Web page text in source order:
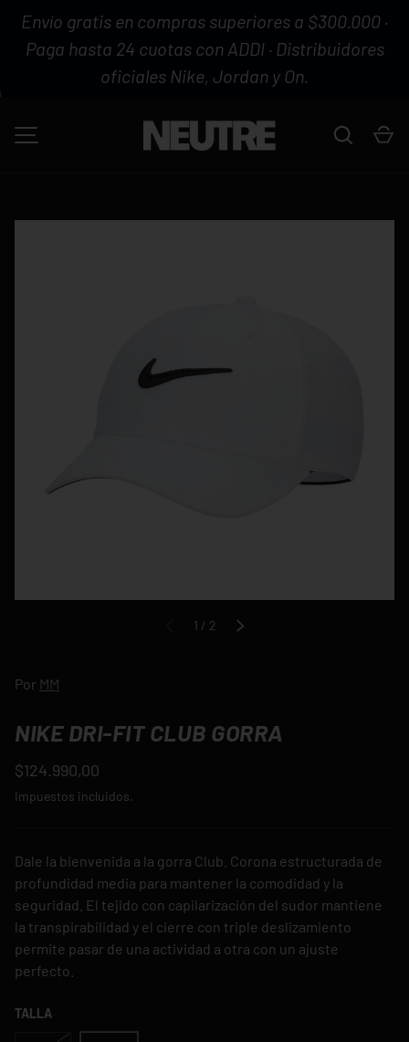
IR AL CONTENIDO
Envío gratis en compras superiores a $300.000 ·
Paga hasta 24 cuotas con ADDI · Distribuidores
oficiales Nike, Jordan y On.
Buscar
ANTERIOR
1 / de
2 SIGUIENTE
Por MM
NIKE DRI-FIT CLUB GORRA
$124.990,00
Impuestos incluidos.
Dale la bienvenida a la gorra Club. Corona estructurada de
profundidad media para mantener la comodidad y la
seguridad. El tejido con capilarización del sudor mantiene
la transpirabilidad y el cierre con triple deslizamiento
permite pasar de una actividad a otra con un ajuste
perfecto.
TALLA